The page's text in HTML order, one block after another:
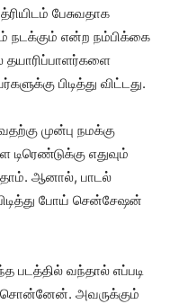
பேசுவதாக
என்ற நம்பிக்கை
தயாரிப்பாளர்களை
பிடித்து விட்டது.
முன்பு நமக்கு
எதுவும்
ஆனால், பாடல்
போய் சென்சேஷன்
படத்தில் வந்தால் எப்படி
சொன்னேன். அவருக்கும்